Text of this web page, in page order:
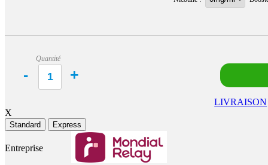
Quantité
LIVRAISON
X
Standard Express
Entreprise